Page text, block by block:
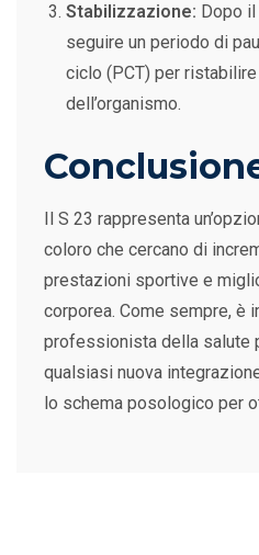
Stabilizzazione: Dopo
seguire un periodo di
ciclo (PCT) per
dell’organismo.
Il S 23 rappresenta
coloro che cercano di
prestazioni sportive e
corporea. Come sempre, è
professionista della salute
qualsiasi nuova
lo schema posologico per